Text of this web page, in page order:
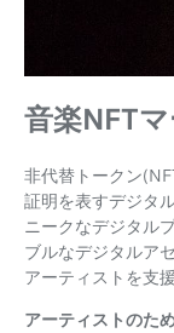
音楽NFT
非代替トークン
証明を表すデジタ
ニークなデジタル
ブルなデジタルア
アーティストを支援
アーティストのた